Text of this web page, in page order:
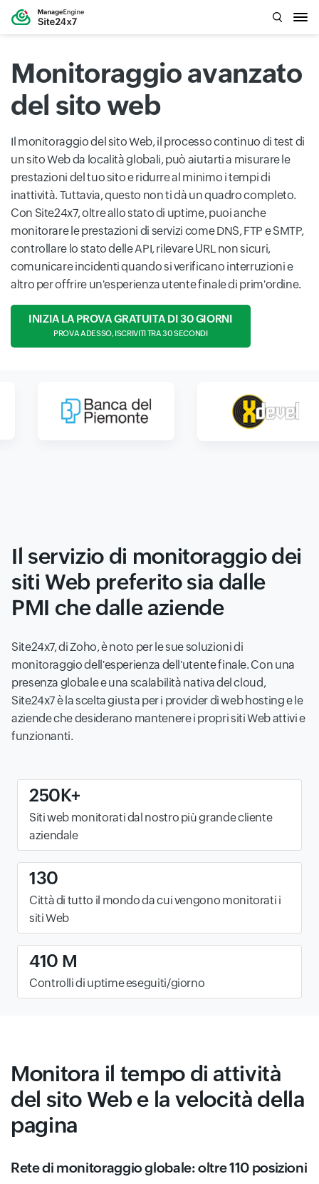
Monitoraggio avanzato
del sito web
Il monitoraggio del sito Web, il processo continuo di test di
un sito Web da località globali, può aiutarti a misurare le
prestazioni del tuo sito e ridurre al minimo i tempi di
inattività. Tuttavia, questo non ti dà un quadro completo.
Con Site24x7, oltre allo stato di uptime, puoi anche
monitorare le prestazioni di servizi come DNS, FTP e SMTP,
controllare lo stato delle API, rilevare URL non sicuri,
comunicare incidenti quando si verificano interruzioni e
altro per offrire un'esperienza utente finale di prim'ordine.
INIZIA LA PROVA GRATUITA DI 30 GIORNI
PROVA ADESSO, ISCRIVITI TRA 30 SECONDI
Il servizio di monitoraggio dei
siti Web preferito sia dalle
PMI che dalle aziende
Site24x7, di Zoho, è noto per le sue soluzioni di
monitoraggio dell'esperienza dell'utente finale. Con una
presenza globale e una scalabilità nativa del cloud,
Site24x7 è la scelta giusta per i provider di web hosting e le
aziende che desiderano mantenere i propri siti Web attivi e
funzionanti.
250K+
Siti web monitorati dal nostro più grande cliente
aziendale
130
Città di tutto il mondo da cui vengono monitorati i
siti Web
410 M
Controlli di uptime eseguiti/giorno
Monitora il tempo di attività
del sito Web e la velocità della
pagina
Rete di monitoraggio globale: oltre 110 posizioni